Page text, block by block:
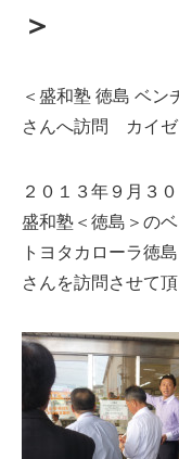
＞
＜盛和塾 徳島 ベ
さんへ訪問 カイゼ
２０１３年９月３０
盛和塾＜徳島＞の
トヨタカローラ徳島
さんを訪問させて